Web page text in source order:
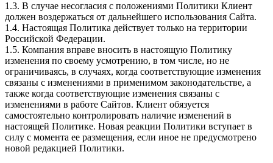
1.3. В случае несогласия с положениями Политики Клиент
должен воздержаться от дальнейшего использования Сайта.
1.4. Настоящая Политика действует только на территории
Российской Федерации.
1.5. Компания вправе вносить в настоящую Политику
изменения по своему усмотрению, в том числе, но не
ограничиваясь, в случаях, когда соответствующие изменения
связаны с изменениями в применимом законодательстве, а
также когда соответствующие изменения связаны с
изменениями в работе Сайтов. Клиент обязуется
самостоятельно контролировать наличие изменений в
настоящей Политике. Новая реакции Политики вступает в
силу с момента ее размещения, если иное не предусмотрено
новой редакцией Политики.